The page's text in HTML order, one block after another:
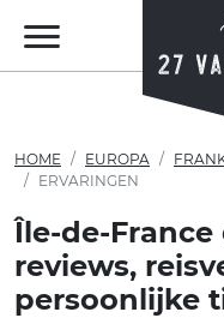
HOME EUROPA
ERVARINGEN
Île-de-
reviews,
persoonlijke